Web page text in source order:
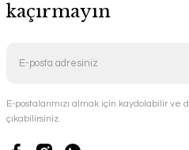
kaçırmayın
E-postalarımızı almak için kaydolabilir
çıkabilirsiniz.